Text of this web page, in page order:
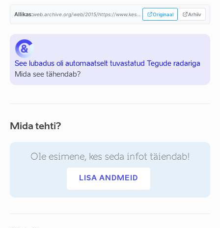
Allikas: Originaal Arhiiv
See lubadus oli automaatselt tuvastatud Tegude radariga
Mida see tähendab?
Mida tehti?
Ole esimene, kes seda infot täiendab!
LISA ANDMEID